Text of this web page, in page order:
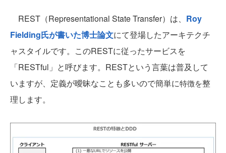
REST（Representational State Transfer）は、 Roy
Fielding氏が書いた博士論文にて登場したアーキテクチ
ャスタイルです。このRESTに従ったサービスを
「RESTful」と呼びます。RESTという言葉は普及して
いますが、定義が曖昧なことも多いので簡単に特徴を整
理します。